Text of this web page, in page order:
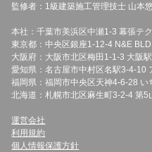
監修者：1級建築施工管理技士 山本
本社：千葉市美浜区中瀬1-3 幕張テ
東京都：中央区銀座1-12-4 N&E
大阪府：大阪市北区梅田1-1-3 大阪
愛知県：名古屋市中村区名駅3-4-10
福岡県：福岡市中央区天神4-6-28 い
北海道：札幌市北区麻生町3-2-4 第5
運営会社
利用規約
個人情報保護方針